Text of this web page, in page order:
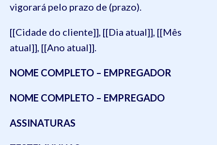
vigorará pelo prazo de (prazo).
[[Cidade do cliente]], [[Dia atual]], [[Mês
atual]], [[Ano atual]].
NOME COMPLETO – EMPREGADOR
NOME COMPLETO – EMPREGADO
ASSINATURAS